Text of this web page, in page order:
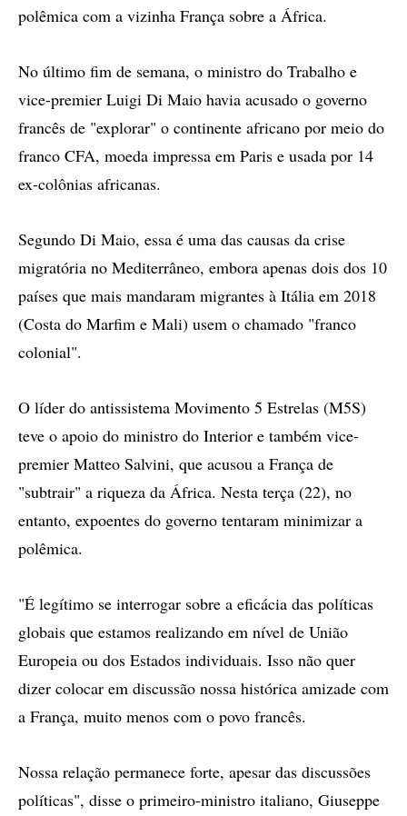
polêmica com a vizinha França sobre a África.
No último fim de semana, o ministro do Trabalho e
vice-premier Luigi Di Maio havia acusado o governo
francês de "explorar" o continente africano por meio do
franco CFA, moeda impressa em Paris e usada por 14
ex-colônias africanas.
Segundo Di Maio, essa é uma das causas da crise
migratória no Mediterrâneo, embora apenas dois dos 10
países que mais mandaram migrantes à Itália em 2018
(Costa do Marfim e Mali) usem o chamado "franco
colonial".
O líder do antissistema Movimento 5 Estrelas (M5S)
teve o apoio do ministro do Interior e também vice-
premier Matteo Salvini, que acusou a França de
"subtrair" a riqueza da África. Nesta terça (22), no
entanto, expoentes do governo tentaram minimizar a
polêmica.
"É legítimo se interrogar sobre a eficácia das políticas
globais que estamos realizando em nível de União
Europeia ou dos Estados individuais. Isso não quer
dizer colocar em discussão nossa histórica amizade com
a França, muito menos com o povo francês.
Nossa relação permanece forte, apesar das discussões
políticas", disse o primeiro-ministro italiano, Giuseppe